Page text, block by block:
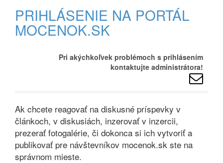
PRIHLÁSENIE NA PORTÁL
MOCENOK.SK
Pri akýchkoľvek problémoch s prihlásením
kontaktujte administrátora!
Ak chcete reagovať na diskusné príspevky v
článkoch, v diskusiách, inzerovať v inzercii,
prezerať fotogalérie, či dokonca si ich vytvoriť a
publikovať pre návštevníkov mocenok.sk ste na
správnom mieste.